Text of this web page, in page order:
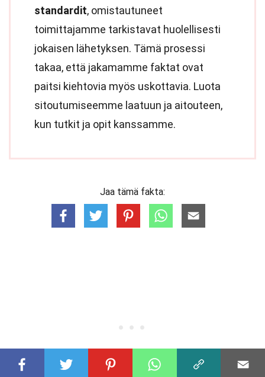
standardit, omistautuneet
toimittajamme tarkistavat huolellisesti
jokaisen lähetyksen. Tämä prosessi
takaa, että jakamamme faktat ovat
paitsi kiehtovia myös uskottavia. Luota
sitoutumiseemme laatuun ja aitouteen,
kun tutkit ja opit kanssamme.
Jaa tämä fakta: